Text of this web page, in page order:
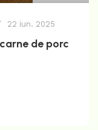
22 iun. 2025
de porc